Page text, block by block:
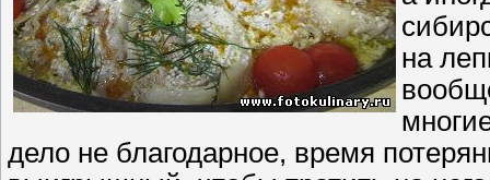
на
дело не благодарное, время